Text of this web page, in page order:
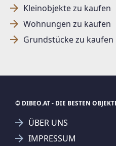
Kleinobjekte zu kaufen
Wohnungen zu kaufen
Grundstücke zu kaufen
© DIBEO.AT - DIE BESTEN
ÜBER UNS
IMPRESSUM